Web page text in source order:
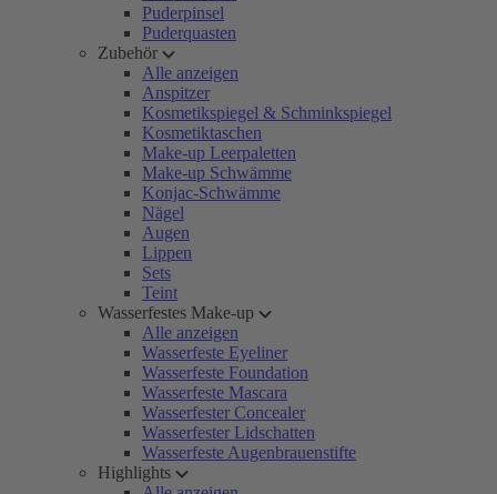
Puderpinsel
Puderquasten
Zubehör
Alle anzeigen
Anspitzer
Kosmetikspiegel & Schminkspiegel
Kosmetiktaschen
Make-up Leerpaletten
Make-up Schwämme
Konjac-Schwämme
Nägel
Augen
Lippen
Sets
Teint
Wasserfestes Make-up
Alle anzeigen
Wasserfeste Eyeliner
Wasserfeste Foundation
Wasserfeste Mascara
Wasserfester Concealer
Wasserfester Lidschatten
Wasserfeste Augenbrauenstifte
Highlights